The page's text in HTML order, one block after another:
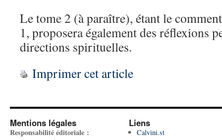
Le tome 2 (à paraître), étant le
1, proposera également des réflexions
directions spirituelles.
Imprimer cet article
Mentions légales
Responsabilité éditoriale :
Liens
Calvini.st